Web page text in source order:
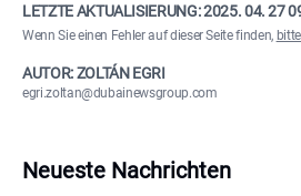
LETZTE AKTUALISIERUNG:2025. 04. 27
Wenn Sie einen Fehler auf dieser Seite finden,
AUTOR: ZOLTÁN EGRI
egri.zoltan@dubainewsgroup.com
Neueste Nachrichten